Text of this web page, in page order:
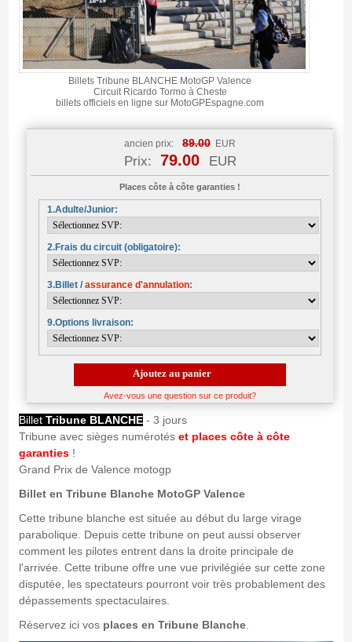
Billets Tribune BLANCHE MotoGP Valence
Circuit Ricardo Tormo à Cheste
billets officiels en ligne sur MotoGPEspagne.com
ancien prix: 89.00 EUR
Prix: 79.00 EUR
Places côte à côte garanties !
1.Adulte/Junior:
2.Frais du circuit (obligatoire):
3.Billet /assurance d'annulation:
9.Options livraison:
Avez-vous une question sur ce produit?
Billet Tribune BLANCHE - 3 jours
Tribune avec sièges numérotés et places côte à côte
garanties!
Grand Prix de Valence motogp
Billet en Tribune Blanche MotoGP Valence
Cette tribune blanche est située au début du large virage
parabolique. Depuis cette tribune on peut aussi observer
comment les pilotes entrent dans la droite principale de
l'arrivée. Cette tribune offre une vue privilégiée sur cette zone
disputée, les spectateurs pourront voir très probablement des
dépassements spectaculaires.
Réservez ici vosplaces en Tribune Blanche.